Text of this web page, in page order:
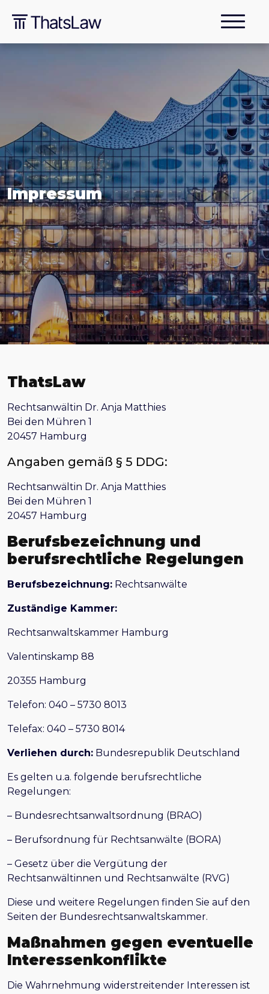
Impressum
ThatsLaw
Rechtsanwältin Dr. Anja Matthies
Bei den Mühren 1
20457 Hamburg
Angaben gemäß § 5 DDG:
Rechtsanwältin Dr. Anja Matthies
Bei den Mühren 1
20457 Hamburg
Berufsbezeichnung und
berufsrechtliche Regelungen
Berufsbezeichnung: Rechtsanwälte
Zuständige Kammer:
Rechtsanwaltskammer Hamburg
Valentinskamp 88
20355 Hamburg
Telefon: 040 – 5730 8013
Telefax: 040 – 5730 8014
Verliehen durch: Bundesrepublik Deutschland
Es gelten u.a. folgende berufsrechtliche
Regelungen:
– Bundesrechtsanwaltsordnung (BRAO)
– Berufsordnung für Rechtsanwälte (BORA)
– Gesetz über die Vergütung der
Rechtsanwältinnen und Rechtsanwälte (RVG)
Diese und weitere Regelungen finden Sie auf den
Seiten der Bundesrechtsanwaltskammer.
Maßnahmen gegen eventuelle
Interessenkonflikte
Die Wahrnehmung widerstreitender Interessen ist